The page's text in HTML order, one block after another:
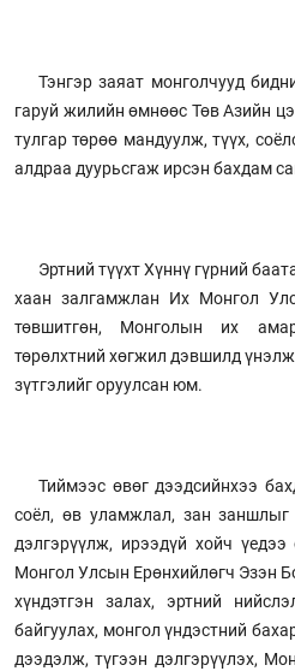
Тэнгэр заяат монголчууд
гаруй жилийн өмнөөс Төв Азийн
тулгар төрөө мандуулж, түүх,
алдраа дуурьсгаж ирсэн бахдам
Эртний түүхт Хүннү гүрний
хаан залгамжлан Их Монгол
төвшитгөн, Монголын их
төрөлхтний хөгжил дэвшилд
зүтгэлийг оруулсан юм.
Тиймээс өвөг дээдсийнхээ
соёл, өв уламжлал, зан заншлыг
дэлгэрүүлж, ирээдүй хойч үедээ
Монгол Улсын Ерөнхийлөгч Эзэн
хүндэтгэн залах, эртний
байгуулах, монгол үндэстний
дээдэлж, түгээн дэлгэрүүлэх,